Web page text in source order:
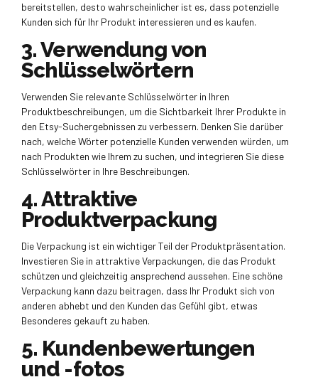
bereitstellen, desto wahrscheinlicher ist es, dass potenzielle
Kunden sich für Ihr Produkt interessieren und es kaufen.
3. Verwendung von
Schlüsselwörtern
Verwenden Sie relevante Schlüsselwörter in Ihren
Produktbeschreibungen, um die Sichtbarkeit Ihrer Produkte in
den Etsy-Suchergebnissen zu verbessern. Denken Sie darüber
nach, welche Wörter potenzielle Kunden verwenden würden, um
nach Produkten wie Ihrem zu suchen, und integrieren Sie diese
Schlüsselwörter in Ihre Beschreibungen.
4. Attraktive
Produktverpackung
Die Verpackung ist ein wichtiger Teil der Produktpräsentation.
Investieren Sie in attraktive Verpackungen, die das Produkt
schützen und gleichzeitig ansprechend aussehen. Eine schöne
Verpackung kann dazu beitragen, dass Ihr Produkt sich von
anderen abhebt und den Kunden das Gefühl gibt, etwas
Besonderes gekauft zu haben.
5. Kundenbewertungen
und -fotos